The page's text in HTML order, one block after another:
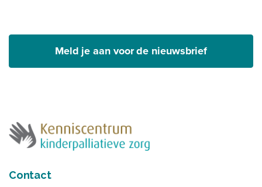
Meld je aan voor de nieuwsbrief
Contact